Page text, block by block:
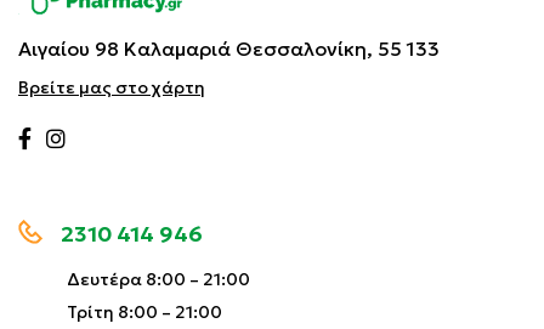
Αιγαίου 98 Καλαμαριά Θεσσαλονίκη, 55 133
Βρείτε μας στο χάρτη
2310 414 946
Δευτέρα 8:00 – 21:00
Τρίτη 8:00 – 21:00